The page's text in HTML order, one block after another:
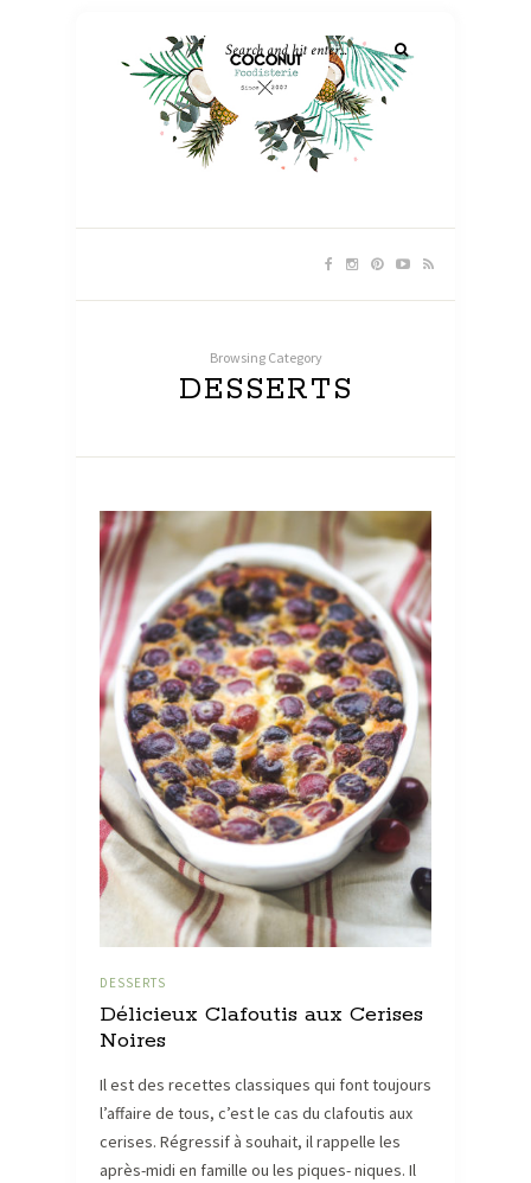
Browsing Category
DESSERTS
DESSERTS
Délicieux Clafoutis aux Cerises
Noires
Il est des recettes classiques qui font toujours
l’affaire de tous, c’est le cas du clafoutis aux
cerises. Régressif à souhait, il rappelle les
après-midi en famille ou les piques- niques. Il